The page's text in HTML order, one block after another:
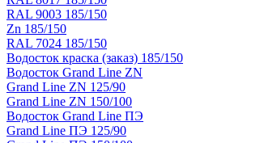
RAL 9003 185/150
Zn 185/150
RAL 7024 185/150
Водосток краска (заказ) 185/150
Водосток Grand Line ZN
Grand Line ZN 125/90
Grand Line ZN 150/100
Водосток Grand Line ПЭ
Grand Line ПЭ 125/90